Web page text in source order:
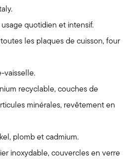
quotidien et intensif.
les plaques de cuisson, four
vaisselle.
recyclable, couches de
minérales, revêtement en
plomb et cadmium.
inoxydable, couvercles en verre